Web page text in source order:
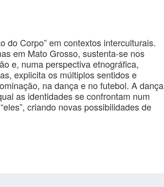
do Corpo” em contextos interculturais.
em Mato Grosso, sustenta-se nos
e, numa perspectiva etnográfica,
explicita os múltiplos sentidos e
na dança e no futebol. A dança
as identidades se confrontam num
criando novas possibilidades de